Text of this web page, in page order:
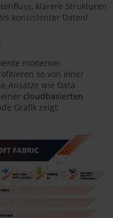
klarere Strukturen
konsistenter Daten!
moderner
so von einer
Ansätze wie Data
cloudbasierten
Grafik zeigt.